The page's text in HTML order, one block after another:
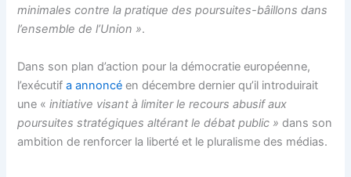
minimales contre la pratique des poursuites-bâillons dans
l’ensemble de l’Union ».
Dans son plan d’action pour la démocratie européenne,
l’exécutifa annoncé en décembre dernier qu’il introduirait
une «initiative visant à limiter le recours abusif aux
poursuites stratégiques altérant le débat public » dans son
ambition de renforcer la liberté et le pluralisme des médias.